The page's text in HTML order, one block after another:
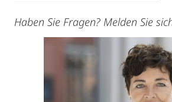
Haben Sie Fragen? Melden Sie